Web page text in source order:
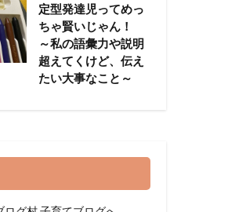
定型発達児ってめっ
ちゃ賢いじゃん！
～私の語彙力や説明
超えてくけど、伝え
たい大事なこと～